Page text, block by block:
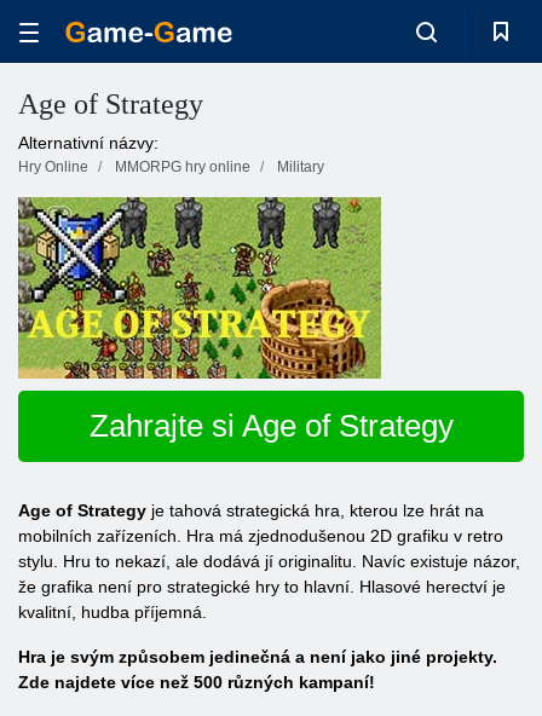
Age of Strategy
Alternativní názvy:
Hry Online MMORPG hry online Military
Zahrajte si Age of Strategy
Age of Strategy je tahová strategická hra, kterou lze hrát na
mobilních zařízeních. Hra má zjednodušenou 2D grafiku v retro
stylu. Hru to nekazí, ale dodává jí originalitu. Navíc existuje názor,
že grafika není pro strategické hry to hlavní. Hlasové herectví je
kvalitní, hudba příjemná.
Hra je svým způsobem jedinečná a není jako jiné projekty.
Zde najdete více než 500 různých kampaní!